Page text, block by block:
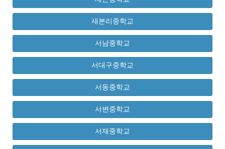
새본리중학교
서남중학교
서대구중학교
서동중학교
서변중학교
서재중학교